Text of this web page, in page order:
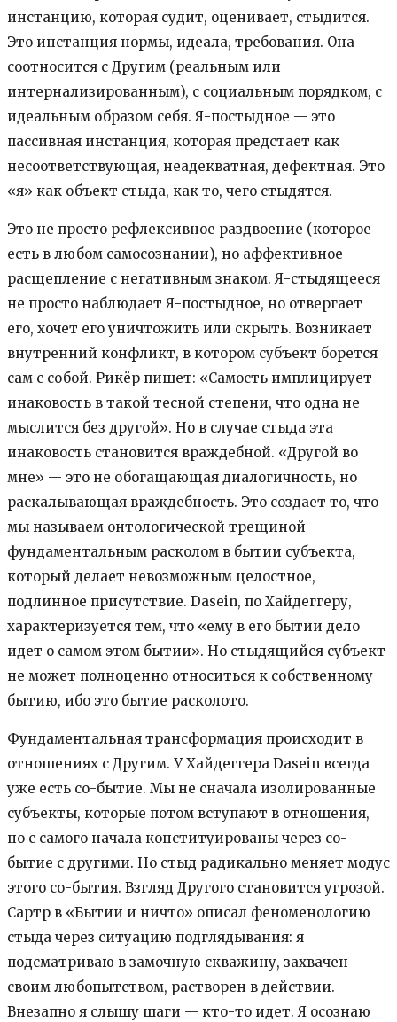
инстанцию, которая судит, оценивает, стыдится.
Это инстанция нормы, идеала, требования. Она
соотносится с Другим (реальным или
интернализированным), с социальным порядком, с
идеальным образом себя. Я-постыдное — это
пассивная инстанция, которая предстает как
несоответствующая, неадекватная, дефектная. Это
«я» как объект стыда, как то, чего стыдятся.
Это не просто рефлексивное раздвоение (которое
есть в любом самосознании), но аффективное
расщепление с негативным знаком. Я-стыдящееся
не просто наблюдает Я-постыдное, но отвергает
его, хочет его уничтожить или скрыть. Возникает
внутренний конфликт, в котором субъект борется
сам с собой. Рикёр пишет: «Самость имплицирует
инаковость в такой тесной степени, что одна не
мыслится без другой». Но в случае стыда эта
инаковость становится враждебной. «Другой во
мне» — это не обогащающая диалогичность, но
раскалывающая враждебность. Это создает то, что
мы называем онтологической трещиной —
фундаментальным расколом в бытии субъекта,
который делает невозможным целостное,
подлинное присутствие. Dasein, по Хайдеггеру,
характеризуется тем, что «ему в его бытии дело
идет о самом этом бытии». Но стыдящийся субъект
не может полноценно относиться к собственному
бытию, ибо это бытие расколото.
Фундаментальная трансформация происходит в
отношениях с Другим. У Хайдеггера Dasein всегда
уже есть со-бытие. Мы не сначала изолированные
субъекты, которые потом вступают в отношения,
но с самого начала конституированы через со-
бытие с другими. Но стыд радикально меняет модус
этого со-бытия. Взгляд Другого становится угрозой.
Сартр в «Бытии и ничто» описал феноменологию
стыда через ситуацию подглядывания: я
подсматриваю в замочную скважину, захвачен
своим любопытством, растворен в действии.
Внезапно я слышу шаги — кто-то идет. Я осознаю